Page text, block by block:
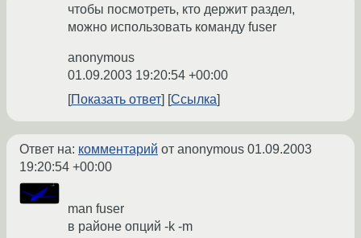
чтобы посмотреть, кто держит раздел,
можно использовать команду fuser
anonymous
01.09.2003 19:20:54 +00:00
Показать ответ
Ссылка
Ответ на: комментарий от anonymous 01.09.2003
19:20:54 +00:00
man fuser
в районе опций -k -m